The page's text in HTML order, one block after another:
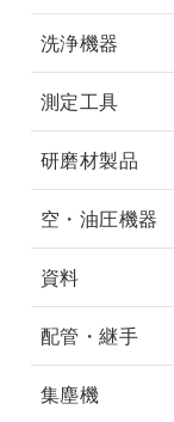
洗浄機器
測定工具
研磨材製品
空・油圧機器
資料
配管・継手
集塵機